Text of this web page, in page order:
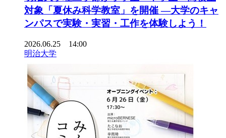
対象「夏休み科学教室」を開催 ―大学のキャ
ンパスで実験・実習・工作を体験しよう！
2026.06.25 14:00
明治大学